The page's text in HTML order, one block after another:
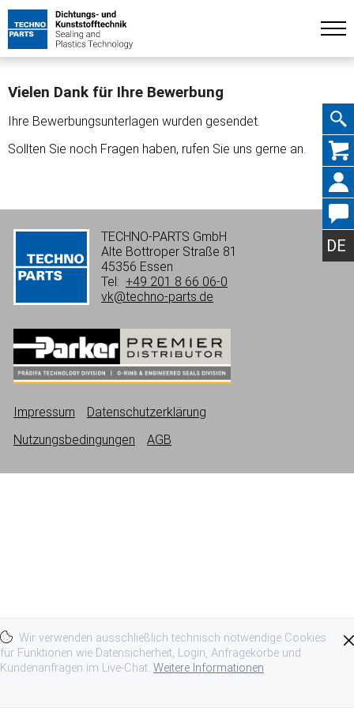
DE
Wir verwenden ausschließlich technisch notwendige Cookies
für Funktionen wie Datensicherheit, Login, Anfragekörbe und
Kundenanfragen im Live-Chat. Weitere Informationen
Vielen Dank für Ihre Bewerbung
Ihre Bewerbungsunterlagen wurden gesendet.
Sollten Sie noch Fragen haben, rufen Sie uns gerne an.
TECHNO-PARTS GmbH
Alte Bottroper Straße 81
45356 Essen
Tel: +49 201 8 66 06-0
vk@techno-parts.de
Impressum
Datenschutzerklärung
Nutzungsbedingungen
AGB